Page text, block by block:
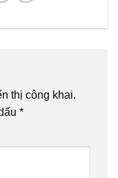
thị công khai.
*